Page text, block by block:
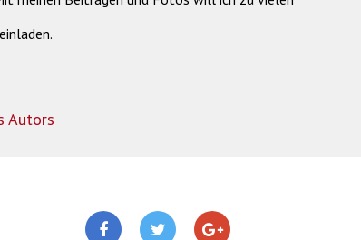
Autors